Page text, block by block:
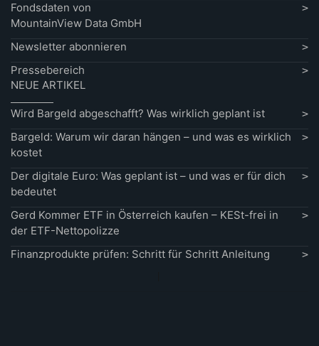
Fondsdaten von
MountainView Data GmbH
Newsletter abonnieren
Pressebereich
NEUE ARTIKEL
Wird Bargeld abgeschafft? Was wirklich geplant ist
Bargeld: Warum wir daran hängen – und was es wirklich
kostet
Der digitale Euro: Was geplant ist – und was er für dich
bedeutet
Gerd Kommer ETF in Österreich kaufen – KESt-frei in
der ETF-Nettopolizze
Finanzprodukte prüfen: Schritt für Schritt Anleitung